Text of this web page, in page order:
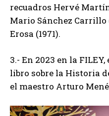
recuadros Hervé
Mario Sánchez Carrillo
Erosa (1971).
3.- En 2023 en la
libro sobre la Historia
el maestro Arturo